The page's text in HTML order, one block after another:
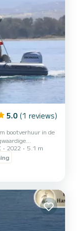
5.0 (1 reviews)
bootverhuur in de
en
bent naar
garanderen een
is beschikbaar
Apnea 510 is
2022
5.1 m